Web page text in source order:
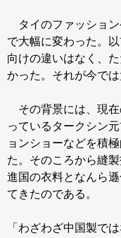
タイのファッション
で大幅に変わった。
向けの違いはなく、
かった。それが今で
その背景には、現在
っているタークシン
ョンショーなどを積
た。そのころから縫
進国の衣料となんら
てきたのである。
「わざわざ中国製で